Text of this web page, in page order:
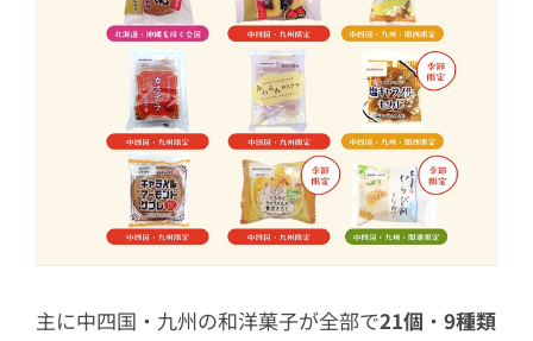
主に中四国・九州の和洋菓子が全部で21個 ・ 9種類